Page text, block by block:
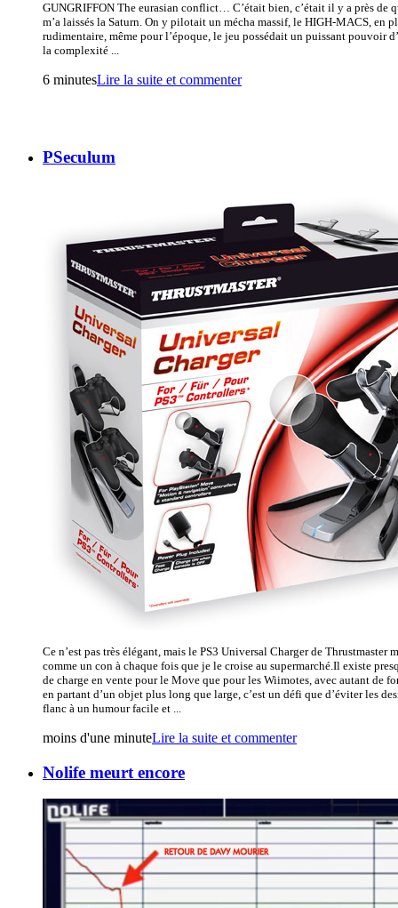
GUNGRIFFON The eurasian conflict… C’était bien, c’était il y a près de
m’a laissés la Saturn. On y pilotait un mécha massif, le HIGH-MACS, en
rudimentaire, même pour l’époque, le jeu possédait un puissant pouvoir
la complexité ...
6 minutesLire la suite et commenter
PSeculum
Ce n’est pas très élégant, mais le PS3 Universal Charger de Thrustmaster
comme un con à chaque fois que je le croise au supermarché.Il existe
de charge en vente pour le Move que pour les Wiimotes, avec autant de
en partant d’un objet plus long que large, c’est un défi que d’éviter les
flanc à un humour facile et ...
moins d'une minuteLire la suite et commenter
Nolife meurt encore